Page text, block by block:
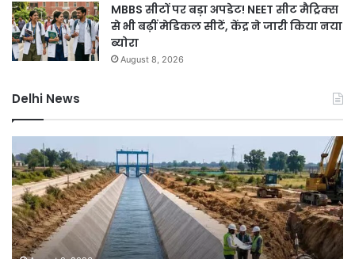
MBBS सीटों पर बड़ा अपडेट! NEET सीट मैट्रिक्स
से भी बढ़ीं मेडिकल सीटें, केंद्र ने जारी किया नया
ब्योरा
August 8, 2026
Delhi News
नहर
होगी
सीमेंटेड,
750
करोड़
की
में
ने
15